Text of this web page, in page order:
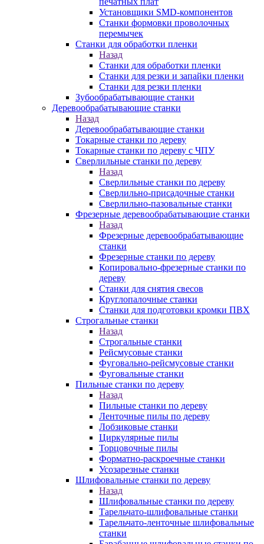
Установщики SMD-компонентов
Станки формовки проволочных
перемычек
Станки для обработки пленки
Назад
Станки для обработки пленки
Станки для резки и запайки пленки
Станки для резки пленки
Зубообрабатывающие станки
Деревообрабатывающие станки
Назад
Деревообрабатывающие станки
Токарные станки по дереву
Токарные станки по дереву с ЧПУ
Сверлильные станки по дереву
Назад
Сверлильные станки по дереву
Сверлильно-присадочные станки
Сверлильно-пазовальные станки
Фрезерные деревообрабатывающие станки
Назад
Фрезерные деревообрабатывающие
станки
Фрезерные станки по дереву
Копировально-фрезерные станки по
дереву
Станки для снятия свесов
Круглопалочные станки
Станки для подготовки кромки ПВХ
Строгальные станки
Назад
Строгальные станки
Рейсмусовые станки
Фуговально-рейсмусовые станки
Фуговальные станки
Пильные станки по дереву
Назад
Пильные станки по дереву
Ленточные пилы по дереву
Лобзиковые станки
Циркулярные пилы
Торцовочные пилы
Форматно-раскроечные станки
Усозарезные станки
Шлифовальные станки по дереву
Назад
Шлифовальные станки по дереву
Тарельчато-шлифовальные станки
Тарельчато-ленточные шлифовальные
станки